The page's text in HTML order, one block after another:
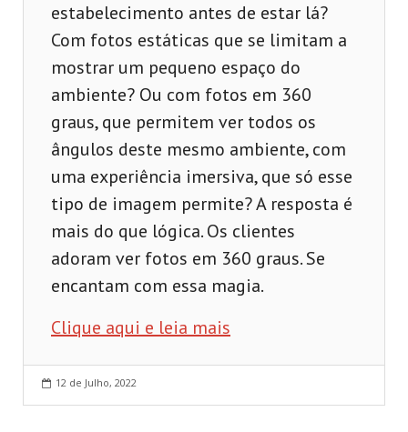
estabelecimento antes de estar lá?
Com fotos estáticas que se limitam a
mostrar um pequeno espaço do
ambiente? Ou com fotos em 360
graus, que permitem ver todos os
ângulos deste mesmo ambiente, com
uma experiência imersiva, que só esse
tipo de imagem permite? A resposta é
mais do que lógica. Os clientes
adoram ver fotos em 360 graus. Se
encantam com essa magia.
Clique aqui e leia mais
12 de Julho, 2022